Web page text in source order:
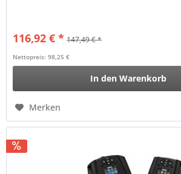
116,92 € * 147,49 € *
Nettopreis: 98,25 €
In den Warenkorb
Merken